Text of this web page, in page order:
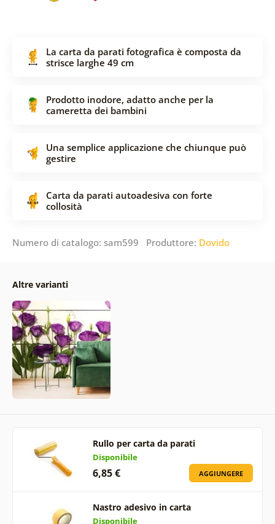
La carta da parati fotografica è composta da
strisce larghe 49 cm
Prodotto inodore, adatto anche per la
cameretta dei bambini
Una semplice applicazione che chiunque può
gestire
Carta da parati autoadesiva con forte
collosità
Numero di catalogo: sam599 Produttore: Dovido
Altre varianti
Rullo per carta da parati
Disponibile
6,85 € AGGIUNGERE
Nastro adesivo in carta
Disponibile